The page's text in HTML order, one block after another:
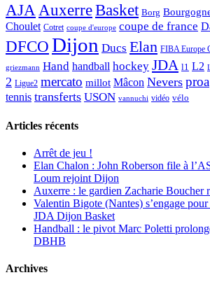
AJAAuxerreBasket Borg
Choulet Cotret coupe d'europe coupe de france
DFCODijon Ducs Elan FIBA Europe
griezmann Hand handball hockey JDA l1 L2
2 Ligue2 mercato millot Mâcon Nevers proa
tennis transferts USON vannuchi vidéo vélo
Articles récents
Arrêt de jeu !
Elan Chalon : John Roberson file à
Loum rejoint Dijon
Auxerre : le gardien Zacharie Boucher
Valentin Bigote (Nantes) s’engage
JDA Dijon Basket
Handball : le pivot Marc Poletti
DBHB
Archives